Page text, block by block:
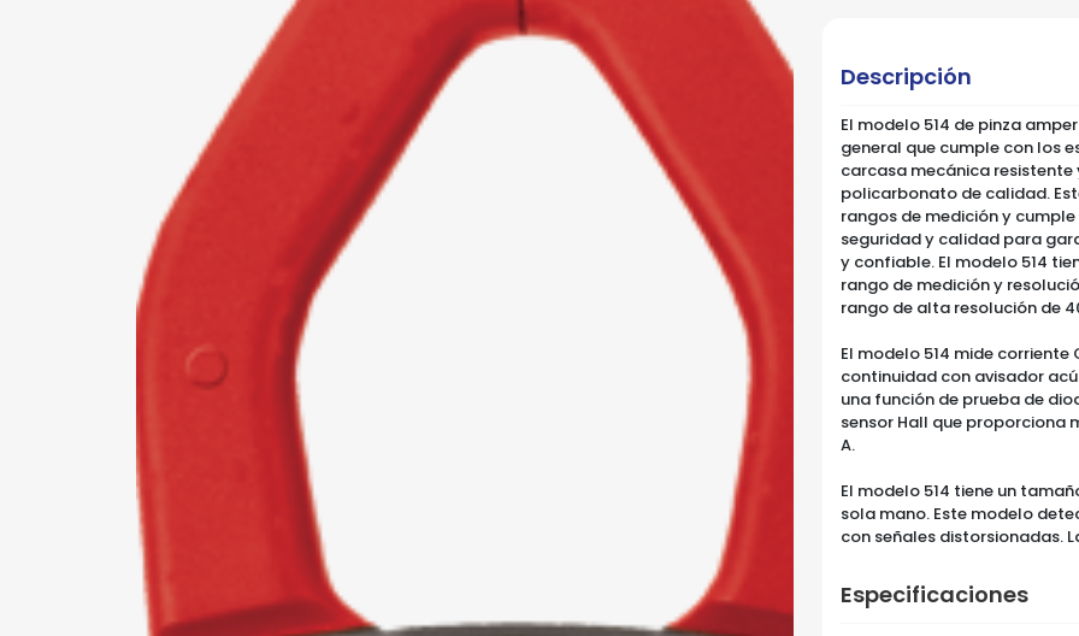
Descripción
El modelo 514 de pinza
general que cumple con los
carcasa mecánica
policarbonato de calidad.
rangos de medición y
seguridad y calidad para
y confiable. El modelo 514
rango de medición y
rango de alta resolución de
El modelo 514 mide corriente
continuidad con avisador
una función de prueba de
sensor Hall que proporciona
A.
El modelo 514 tiene un
sola mano. Este modelo
con señales distorsionadas.
Especificaciones